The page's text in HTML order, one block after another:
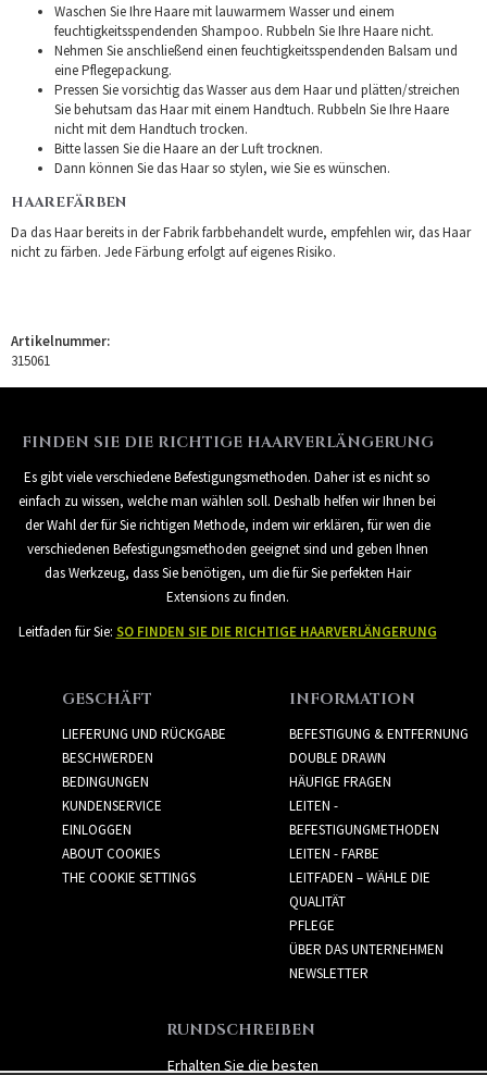
Waschen Sie Ihre Haare mit lauwarmem Wasser und einem
feuchtigkeitsspendenden Shampoo. Rubbeln Sie Ihre Haare nicht.
Nehmen Sie anschließend einen feuchtigkeitsspendenden Balsam und
eine Pflegepackung.
Pressen Sie vorsichtig das Wasser aus dem Haar und plätten/streichen
Sie behutsam das Haar mit einem Handtuch. Rubbeln Sie Ihre Haare
nicht mit dem Handtuch trocken.
Bitte lassen Sie die Haare an der Luft trocknen.
Dann können Sie das Haar so stylen, wie Sie es wünschen.
HAAREFÄRBEN
Da das Haar bereits in der Fabrik farbbehandelt wurde, empfehlen wir, das Haar
nicht zu färben. Jede Färbung erfolgt auf eigenes Risiko.
Artikelnummer:
315061
FINDEN SIE DIE RICHTIGE HAARVERLÄNGERUNG
Es gibt viele verschiedene Befestigungsmethoden. Daher ist es nicht so
einfach zu wissen, welche man wählen soll. Deshalb helfen wir Ihnen bei
der Wahl der für Sie richtigen Methode, indem wir erklären, für wen die
verschiedenen Befestigungsmethoden geeignet sind und geben Ihnen
das Werkzeug, dass Sie benötigen, um die für Sie perfekten Hair
Extensions zu finden.
Leitfaden für Sie: SO FINDEN SIE DIE RICHTIGE HAARVERLÄNGERUNG
GESCHÄFT
LIEFERUNG UND RÜCKGABE
BESCHWERDEN
BEDINGUNGEN
KUNDENSERVICE
EINLOGGEN
ABOUT COOKIES
THE COOKIE SETTINGS
INFORMATION
BEFESTIGUNG & ENTFERNUNG
DOUBLE DRAWN
HÄUFIGE FRAGEN
LEITEN -
BEFESTIGUNGMETHODEN
LEITEN - FARBE
LEITFADEN – WÄHLE DIE
QUALITÄT
PFLEGE
ÜBER DAS UNTERNEHMEN
NEWSLETTER
RUNDSCHREIBEN
Erhalten Sie die besten